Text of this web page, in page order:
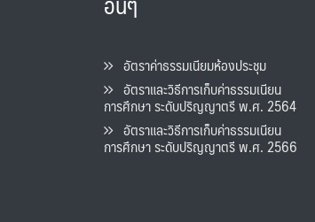
อัตราค่าธรรมเนียมห้องประชุม
อัตราและวิธีการเก็บค่าธรรมเนียน
การศึกษา ระดับปริญญาตรี พ.ศ. 2564
อัตราและวิธีการเก็บค่าธรรมเนียน
การศึกษา ระดับปริญญาตรี พ.ศ. 2566